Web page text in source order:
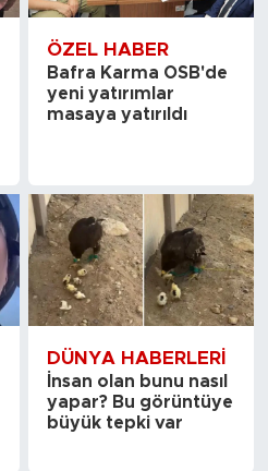
ÖZEL HABER
Bafra Karma OSB'de
yeni yatırımlar
masaya yatırıldı
DÜNYA HABERLERI
İnsan olan bunu nasıl
yapar? Bu görüntüye
büyük tepki var